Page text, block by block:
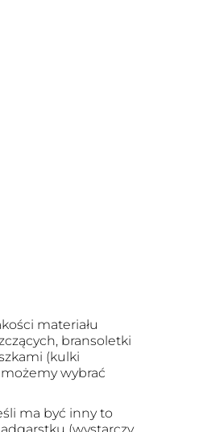
materiału
bransoletki
(kulki
wybrać
ma być inny to